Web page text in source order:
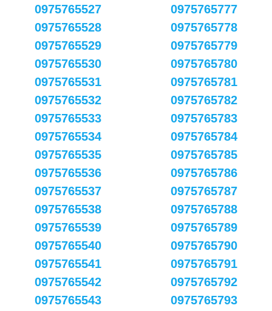
0975765527
0975765528
0975765529
0975765530
0975765531
0975765532
0975765533
0975765534
0975765535
0975765536
0975765537
0975765538
0975765539
0975765540
0975765541
0975765542
0975765543
0975765777
0975765778
0975765779
0975765780
0975765781
0975765782
0975765783
0975765784
0975765785
0975765786
0975765787
0975765788
0975765789
0975765790
0975765791
0975765792
0975765793